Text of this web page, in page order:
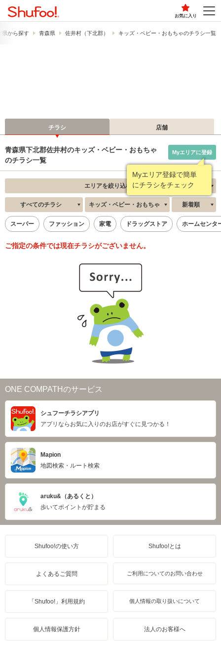
お気に入り
県から探す 青森県 佐井村（下北郡） キッズ・ベビー・おもちゃのチラシ一覧
チラシ 店舗
青森県下北郡佐井村のキッズ・ベビー・おもちゃ
のチラシ一覧
Myエリア登録で簡単
にチラシをチェック
Myエリアに登録
エリアを絞り込む
すべてのチラシ キッズ・ベビー・おもちゃ 新着順
スーパー ファッション 家電 ドラッグストア ホームセンタ
ご指定の条件では現在チラシがございません。
ONE COMPATHのサービス
シュフーチラシアプリ
アプリならお気に入りのお店がすぐに見つかる！
Mapion
地図検索・ルート検索
aruku&（あるくと）
歩いてポイントが貯まる
Shufoo!の使い方 Shufoo!とは
よくあるご質問 ご利用についてのお問い合わせ
「Shufoo!」利用規約 個人情報の取り扱いについて
個人情報保護方針 法人のお客様へ